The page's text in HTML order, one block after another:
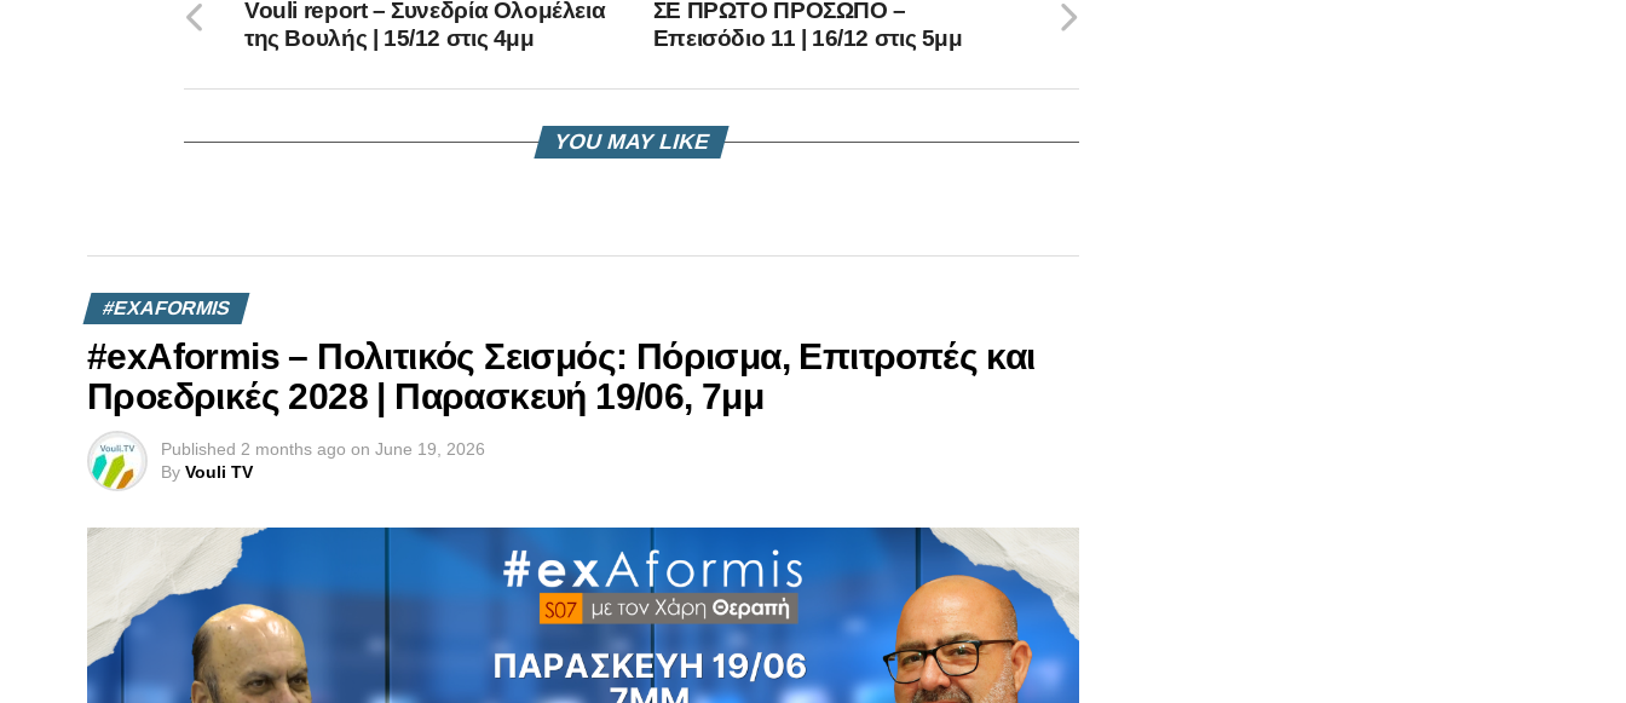
ΣΕ ΠΡΩΤΟ ΠΡΟΣΩΠΟ –
Επεισόδιο 11 | 16/12 στις 5μμ
Vouli report – Συνεδρία Ολομέλεια
της Βουλής | 15/12 στις 4μμ
YOU MAY LIKE
#EXAFORMIS
#exAformis – Πολιτικός Σεισμός: Πόρισμα, Επιτροπές και
Προεδρικές 2028 | Παρασκευή 19/06, 7μμ
Published 2 months ago on June 19, 2026
By Vouli TV